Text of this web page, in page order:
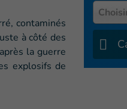
contaminés
à côté des
la guerre
explosifs de
Pays